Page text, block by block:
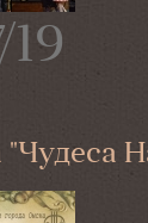
19
"Чудеса